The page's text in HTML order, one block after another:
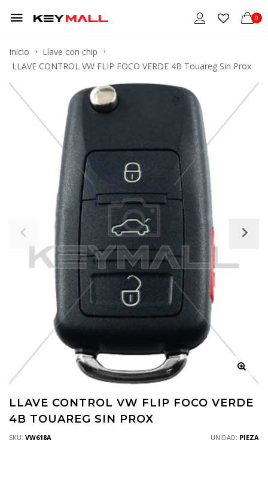
0
Inicio
Llave con chip
LLAVE CONTROL VW FLIP FOCO VERDE 4B Touareg Sin Prox
LLAVE CONTROL VW FLIP FOCO VERDE
4B TOUAREG SIN PROX
SKU: VW618A UNIDAD: PIEZA